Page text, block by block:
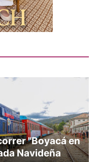
"Boyacá en
Navideña